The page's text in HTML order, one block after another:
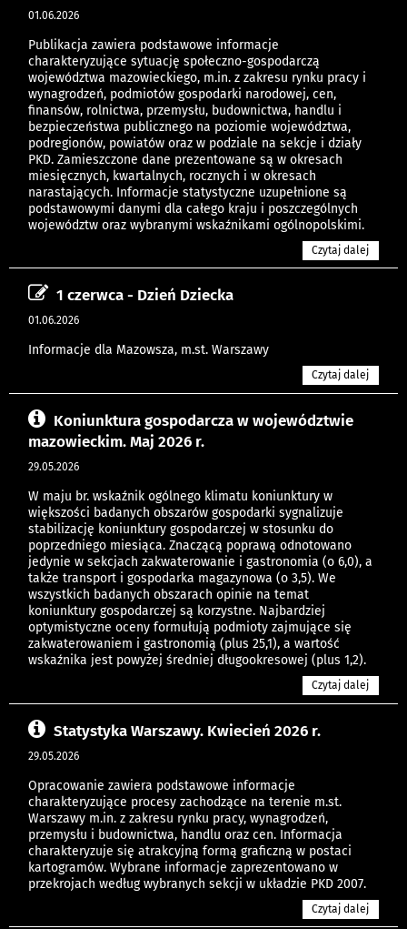
01.06.2026
Publikacja zawiera podstawowe informacje
charakteryzujące sytuację społeczno-gospodarczą
województwa mazowieckiego, m.in. z zakresu rynku pracy i
wynagrodzeń, podmiotów gospodarki narodowej, cen,
finansów, rolnictwa, przemysłu, budownictwa, handlu i
bezpieczeństwa publicznego na poziomie województwa,
podregionów, powiatów oraz w podziale na sekcje i działy
PKD. Zamieszczone dane prezentowane są w okresach
miesięcznych, kwartalnych, rocznych i w okresach
narastających. Informacje statystyczne uzupełnione są
podstawowymi danymi dla całego kraju i poszczególnych
województw oraz wybranymi wskaźnikami ogólnopolskimi.
Czytaj dalej
1 czerwca - Dzień Dziecka
01.06.2026
Informacje dla Mazowsza, m.st. Warszawy
Czytaj dalej
Koniunktura gospodarcza w województwie
mazowieckim. Maj 2026 r.
29.05.2026
W maju br. wskaźnik ogólnego klimatu koniunktury w
większości badanych obszarów gospodarki sygnalizuje
stabilizację koniunktury gospodarczej w stosunku do
poprzedniego miesiąca. Znaczącą poprawą odnotowano
jedynie w sekcjach zakwaterowanie i gastronomia (o 6,0), a
także transport i gospodarka magazynowa (o 3,5). We
wszystkich badanych obszarach opinie na temat
koniunktury gospodarczej są korzystne. Najbardziej
optymistyczne oceny formułują podmioty zajmujące się
zakwaterowaniem i gastronomią (plus 25,1), a wartość
wskaźnika jest powyżej średniej długookresowej (plus 1,2).
Czytaj dalej
Statystyka Warszawy. Kwiecień 2026 r.
29.05.2026
Opracowanie zawiera podstawowe informacje
charakteryzujące procesy zachodzące na terenie m.st.
Warszawy m.in. z zakresu rynku pracy, wynagrodzeń,
przemysłu i budownictwa, handlu oraz cen. Informacja
charakteryzuje się atrakcyjną formą graficzną w postaci
kartogramów. Wybrane informacje zaprezentowano w
przekrojach według wybranych sekcji w układzie PKD 2007.
Czytaj dalej